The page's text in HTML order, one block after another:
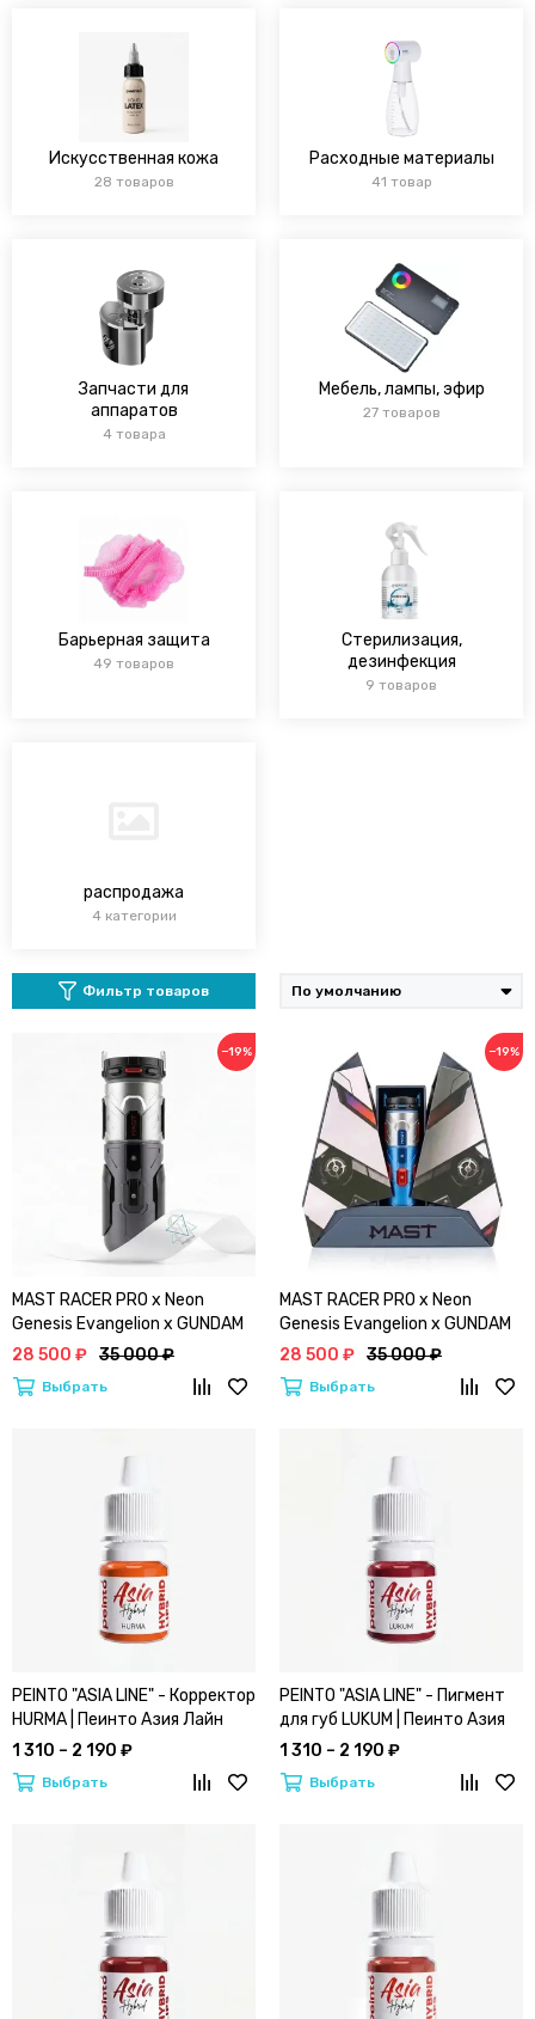
Искусственная кожа
28 товаров
Расходные материалы
41 товар
Запчасти для
аппаратов
4 товара
Мебель, лампы, эфир
27 товаров
Барьерная защита
49 товаров
Стерилизация,
дезинфекция
9 товаров
распродажа
4 категории
Фильтр товаров
−19%
MAST RACER PRO x Neon
Genesis Evangelion x GUNDAM
(4.2) | Лимитированная серия
28 500 ₽ 35 000 ₽
Выбрать
−19%
MAST RACER PRO x Neon
Genesis Evangelion x GUNDAM
(4.2) | Лимитированная серия
28 500 ₽ 35 000 ₽
Выбрать
PEINTO "ASIA LINE" - Корректор
HURMA | Пеинто Азия Лайн
(Хурма)
1 310 – 2 190 ₽
Выбрать
PEINTO "ASIA LINE" - Пигмент
для губ LUKUM | Пеинто Азия
Лайн (Лукум)
1 310 – 2 190 ₽
Выбрать